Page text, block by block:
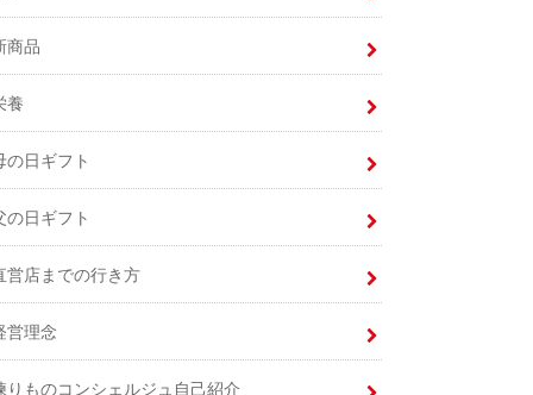
商品
養
の日ギフト
の日ギフト
営店までの行き方
営理念
りものコンシェルジュ自己紹介